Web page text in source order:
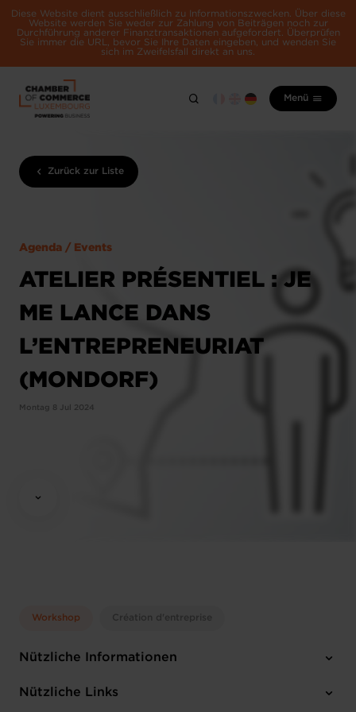
Diese Website dient ausschließlich zu Informationszwecken. Über diese
Website werden Sie weder zur Zahlung von Beiträgen noch zur
Durchführung anderer Finanztransaktionen aufgefordert. Überprüfen
Sie immer die URL, bevor Sie Ihre Daten eingeben, und wenden Sie
sich im Zweifelsfall direkt an uns.
Menü
Zurück zur Liste
Agenda / Events
ATELIER PRÉSENTIEL : JE
ME LANCE DANS
L’ENTREPRENEURIAT
(MONDORF)
Montag 8 Jul 2024
Workshop Création d'entreprise
Nützliche Informationen
Montag 8 Jul 2024
Nützliche Links